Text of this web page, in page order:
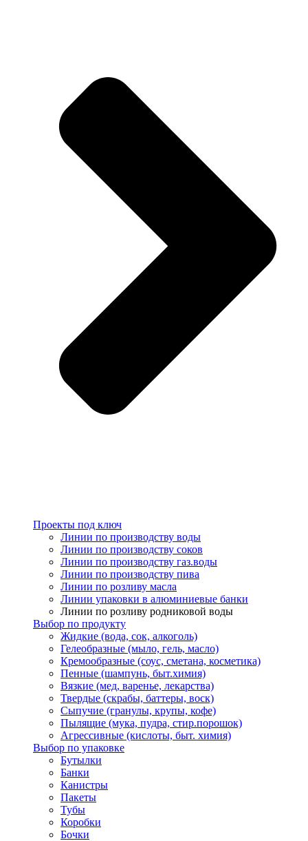
Проекты под ключ
Линии по производству воды
Линии по производству соков
Линии по производству газ.воды
Линии по производству пива
Линии по розливу масла
Линии упаковки в алюминиевые банки
Линии по розливу родниковой воды
Выбор по продукту
Жидкие (вода, сок, алкоголь)
Гелеобразные (мыло, гель, масло)
Кремообразные (соус, сметана, косметика)
Пенные (шампунь, быт.химия)
Вязкие (мед, варенье, лекарства)
Твердые (скрабы, баттеры, воск)
Сыпучие (гранулы, крупы, кофе)
Пылящие (мука, пудра, стир.порошок)
Агрессивные (кислоты, быт. химия)
Выбор по упаковке
Бутылки
Банки
Канистры
Пакеты
Тубы
Коробки
Бочки